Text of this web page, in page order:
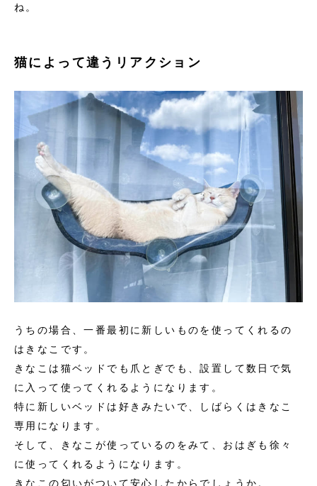
ね。
猫によって違うリアクション
うちの場合、一番最初に新しいものを使ってくれるの
はきなこです。
きなこは猫ベッドでも爪とぎでも、設置して数日で気
に入って使ってくれるようになります。
特に新しいベッドは好きみたいで、しばらくはきなこ
専用になります。
そして、きなこが使っているのをみて、おはぎも徐々
に使ってくれるようになります。
きなこの匂いがついて安心したからでしょうか。